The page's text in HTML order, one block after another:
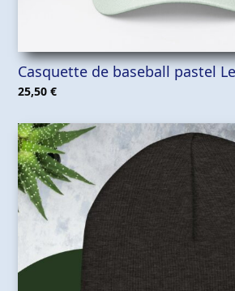
Casquette de baseball pastel
25,50€